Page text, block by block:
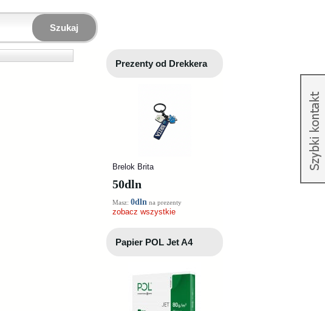
Szukaj
Prezenty od Drekkera
Brelok Brita
50dln
Masz: 0dln na prezenty
zobacz wszystkie
Papier POL Jet A4